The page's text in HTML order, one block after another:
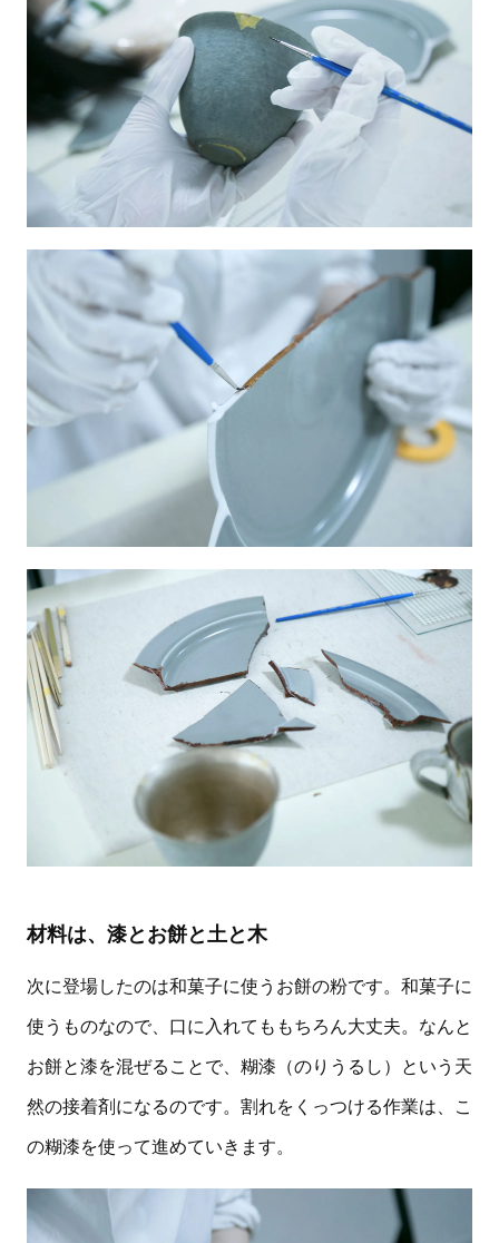
材料は、漆とお餅と土と木
次に登場したのは和菓子に使うお餅の粉です。和菓子に
使うものなので、口に入れてももちろん大丈夫。なんと
お餅と漆を混ぜることで、糊漆（のりうるし）という天
然の接着剤になるのです。割れをくっつける作業は、こ
の糊漆を使って進めていきます。